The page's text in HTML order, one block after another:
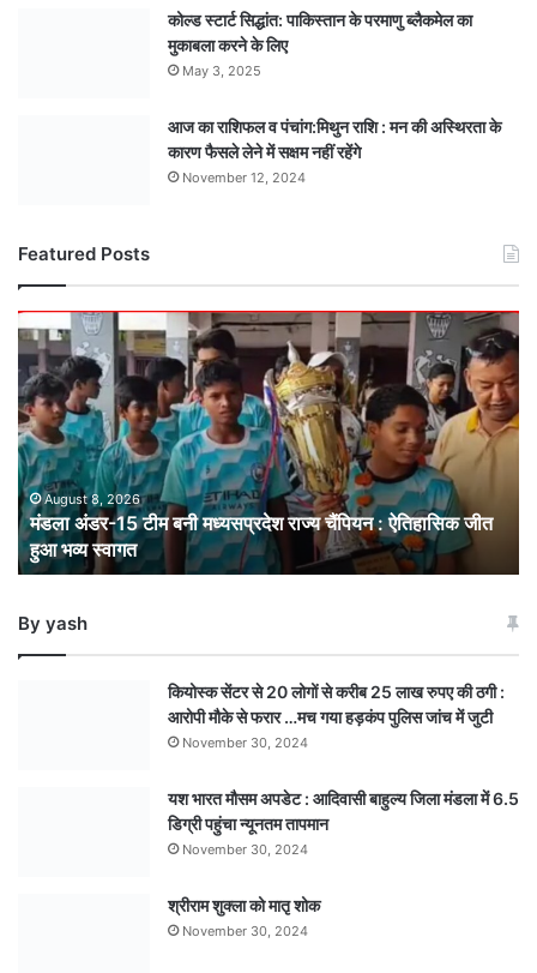
कोल्ड स्टार्ट सिद्धांत: पाकिस्तान के परमाणु ब्लैकमेल का
मुकाबला करने के लिए
May 3, 2025
आज का राशिफल व पंचांग:मिथुन राशि : मन की अस्थिरता के
कारण फैसले लेने में सक्षम नहीं रहेंगे
November 12, 2024
Featured Posts
अंडर-15
टीम
बनी
मध्यसप्रदेश
राज्य
चैंपियन
: ऐतिहासिक
जीत
हुआ
भव्य
August 8, 2026
मंडला अंडर-15 टीम बनी मध्यसप्रदेश राज्य चैंपियन : ऐतिहासिक जीत
हुआ भव्य स्वागत
By yash
कियोस्क सेंटर से 20 लोगों से करीब 25 लाख रुपए की ठगी :
आरोपी मौके से फरार …मच गया हड़कंप पुलिस जांच में जुटी
November 30, 2024
यश भारत मौसम अपडेट : आदिवासी बाहुल्य जिला मंडला में 6.5
डिग्री पहुंचा न्यूनतम तापमान
November 30, 2024
श्रीराम शुक्ला को मातृ शोक
November 30, 2024